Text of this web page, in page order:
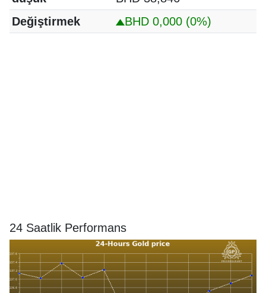
Değiştirmek
BHD 0,000 (0%)
24 Saatlik Performans